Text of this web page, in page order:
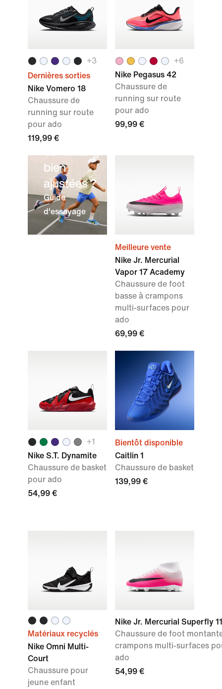
+3
Dernières sorties
Nike Vomero 18
Chaussure de
running sur route
pour ado
119,99 €
+6
Nike Pegasus 42
Chaussure de
running sur route
pour ado
99,99 €
Comment
choisir des
chaussures
de running
bien
ajustées ?
Guide
d'essayage
Meilleure vente
Nike Jr. Mercurial
Vapor 17 Academy
Chaussure de foot
basse à crampons
multi-surfaces pour
ado
69,99 €
+1
Nike S.T. Dynamite
Chaussure de basket
pour ado
54,99 €
Bientôt disponible
Caitlin 1
Chaussure de basket
139,99 €
Matériaux recyclés
Nike Omni Multi-
Court
Chaussure pour
jeune enfant
Nike Jr. Mercurial Superfly
Chaussure de foot
crampons multi-surfaces
ado
54,99 €